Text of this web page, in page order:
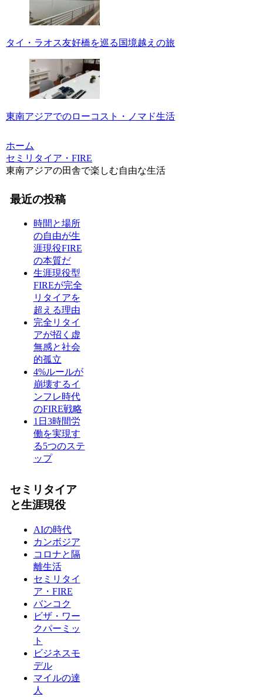
タイ・ラオス友好橋を巡る国境越えの旅
東南アジアでのローコスト・ノマド生活
ホーム
セミリタイア・FIRE
東南アジアの田舎で楽しむ自由な生活
最近の投稿
時間と場所
の自由が生
涯現役FIRE
の本質だ
生涯現役型
FIREが完全
リタイアを
超える理由
完全リタイ
アが招く虚
無感と社会
的孤立
4%ルールが
崩壊するイ
ンフレ時代
のFIRE戦略
1日3時間労
働を実現す
る5つのステ
ップ
セミリタイア
と生涯現役
AIの時代
カンボジア
コロナと隔
離生活
セミリタイ
ア・FIRE
バンコク
ビザ・ワー
クパーミッ
ト
ビジネスモ
デル
マイルの達
人